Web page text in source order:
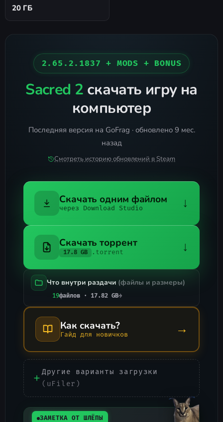
20 ГБ
2.65.2.1837 + MODS + BONUS
Sacred 2 скачать игру на
компьютер
Последняя версия на GoFrag · обновлено 9 мес.
назад
Смотреть историю обновлений в Steam
Скачать одним файлом
через Download Studio ↓
Скачать торрент
17.8 GB .torrent ↓
Что внутри раздачи (файлы и размеры)
19файлов · 17.82 GB→
Как скачать?
Гайд для новичков →
Другие варианты загрузки
(uFiler)
ЗАМЕТКА ОТ ШЛЁПЫ